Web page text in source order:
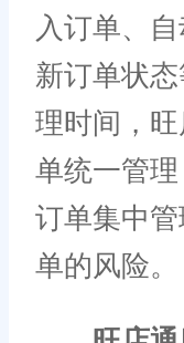
入订单、
新订单状
理时间，
单统一管
订单集中
单的风险。